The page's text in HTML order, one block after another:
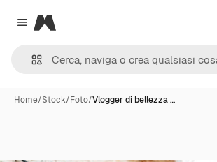
Close menu
Magnific
Home/Stock/Foto/Vlogger di bellezza …